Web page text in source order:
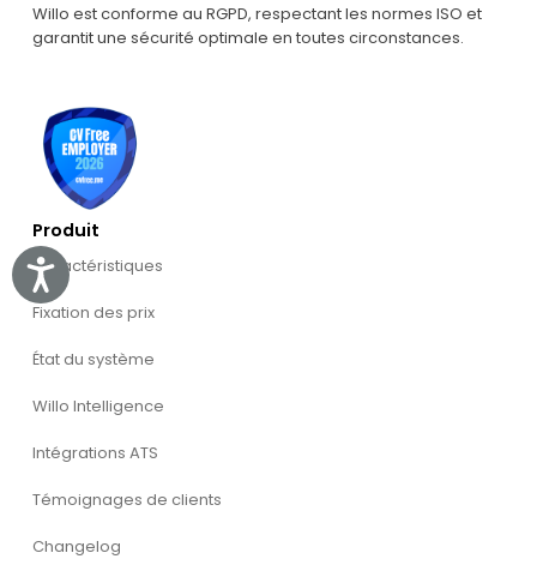
Accessibility
Willo est conforme au RGPD, respectant les normes ISO et
garantit une sécurité optimale en toutes circonstances.
Produit
Caractéristiques
Fixation des prix
État du système
Willo Intelligence
Intégrations ATS
Témoignages de clients
Changelog